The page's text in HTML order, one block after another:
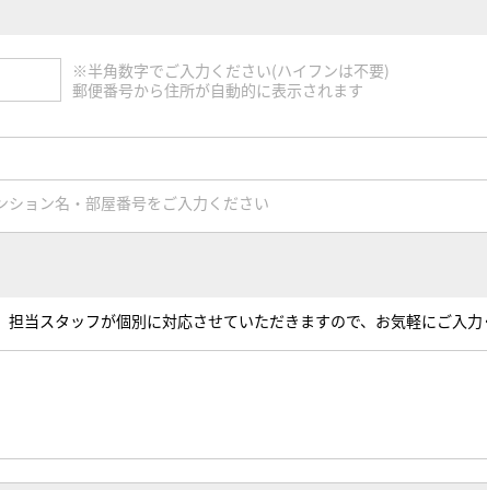
※半角数字でご入力ください(ハイフンは不要)
郵便番号から住所が自動的に表示されます
ョン名・部屋番号をご入力ください
当スタッフが個別に対応させていただきますので、お気軽にご入